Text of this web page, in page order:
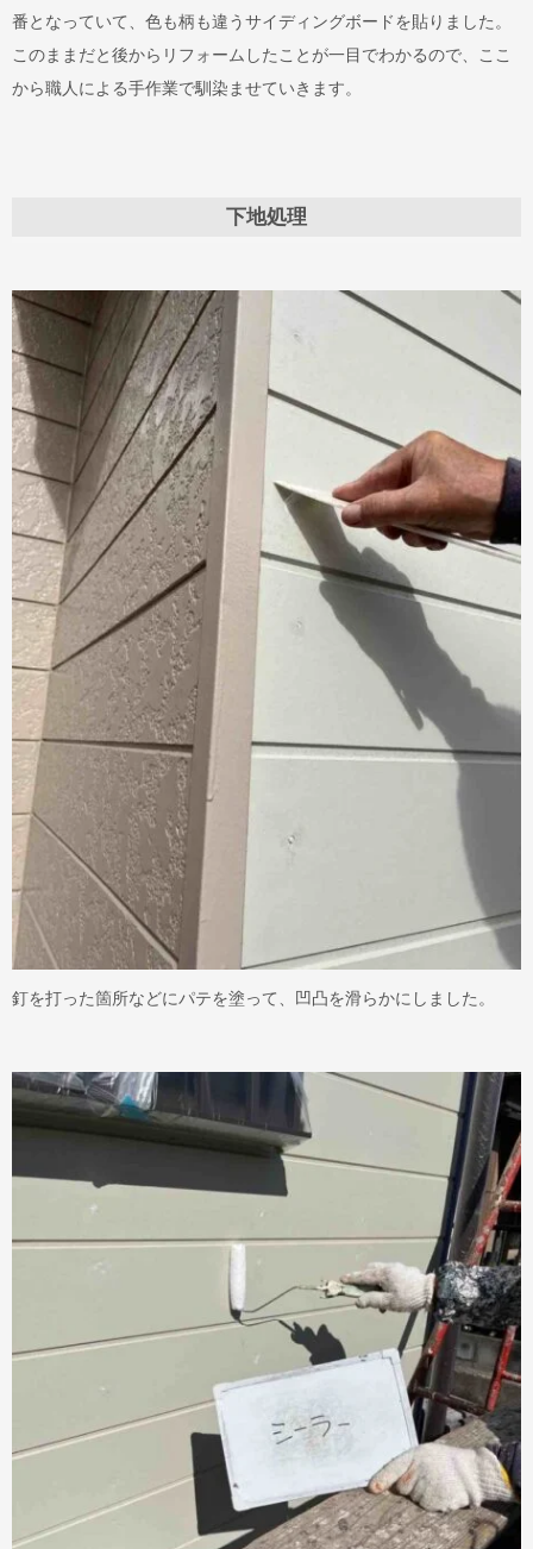
番となっていて、色も柄も違うサイディングボードを貼りました。
このままだと後からリフォームしたことが一目でわかるので、ここ
から職人による手作業で馴染ませていきます。
下地処理
釘を打った箇所などにパテを塗って、凹凸を滑らかにしました。